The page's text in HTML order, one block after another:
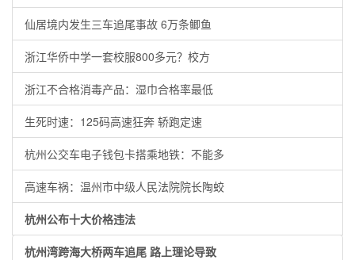
仙居境内发生三车追尾事故 6万条鲫鱼
浙江华侨中学一套校服800多元？校方
浙江不合格消毒产品：湿巾合格率最低
生死时速：125码高速狂奔 轿跑定速
杭州公交车电子钱包卡搭乘地铁：不能多
高速车祸：温州市中级人民法院院长陶蛟
杭州公布十大价格违法
杭州湾跨海大桥两车追尾 路上理论导致